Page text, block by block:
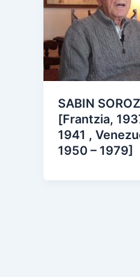
SABIN
[Frantzia,
1941 ,
1950 – 1979]